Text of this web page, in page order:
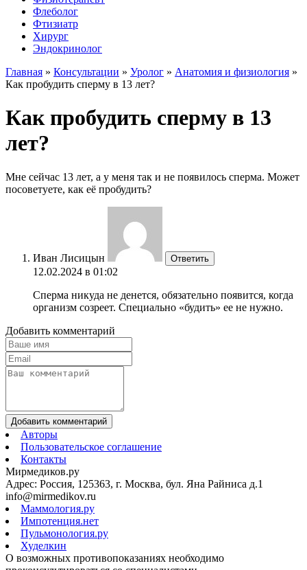
Флеболог
Фтизиатр
Хирург
Эндокринолог
Главная » Консультации » Уролог » Анатомия и физиология »
Как пробудить сперму в 13 лет?
Как пробудить сперму в 13
лет?
Мне сейчас 13 лет, а у меня так и не появилось сперма. Может
посоветуете, как её пробудить?
Иван Лисицын Ответить
12.02.2024 в 01:02
Сперма никуда не денется, обязательно появится, когда
организм созреет. Специально «будить» ее не нужно.
Добавить комментарий
Добавить комментарий
Авторы
Пользовательское соглашение
Контакты
Мирмедиков.ру
Адрес: Россия, 125363, г. Москва, бул. Яна Райниса д.1
info@mirmedikov.ru
Маммология.ру
Импотенция.нет
Пульмонология.ру
Худелкин
О возможных противопоказаниях необходимо